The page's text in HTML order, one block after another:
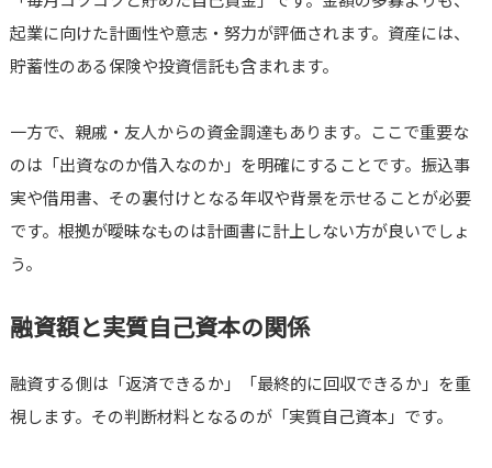
起業に向けた計画性や意志・努力が評価されます。資産には、
貯蓄性のある保険や投資信託も含まれます。
一方で、親戚・友人からの資金調達もあります。ここで重要な
のは「出資なのか借入なのか」を明確にすることです。振込事
実や借用書、その裏付けとなる年収や背景を示せることが必要
です。根拠が曖昧なものは計画書に計上しない方が良いでしょ
う。
融資額と実質自己資本の関係
融資する側は「返済できるか」「最終的に回収できるか」を重
視します。その判断材料となるのが「実質自己資本」です。